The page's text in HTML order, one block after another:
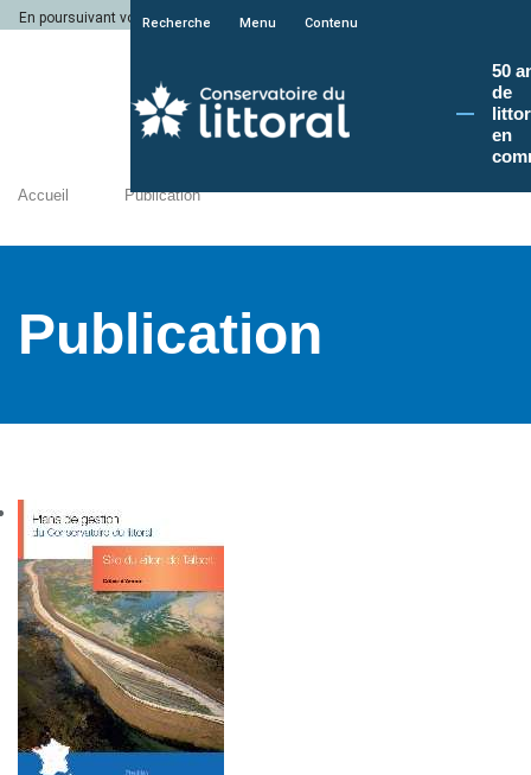
En poursuivant votre navigation sur le site du Conservatoire du littoral, vous
Recherche Menu Contenu
50
de
en
Accueil Publication
Publication